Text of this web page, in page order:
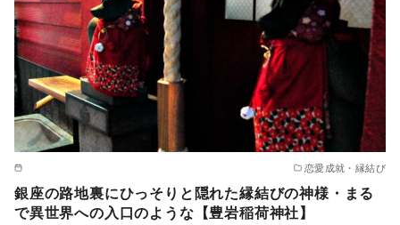
恋愛成就・縁結び
銀座の路地裏にひっそりと隠れた縁結びの神様・まる
で異世界への入口のような【豊岩稲荷神社】